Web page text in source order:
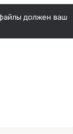
должен ваш